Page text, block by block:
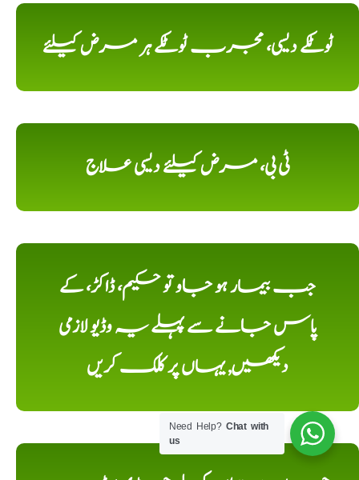
ٹوٹکے دیسی، مجرب ٹوٹکے ہر مرض کیلئے
ٹی بی، مرض کیلئے دیسی علاج
جب بیمار ہو جاو تو حکیم، ڈاکڑ، کے
پاس جانے سے پہلے یہ وڈیو لازمی
دیکھیں, یہاں پر کلک کریں
Need Help?Chat with
us